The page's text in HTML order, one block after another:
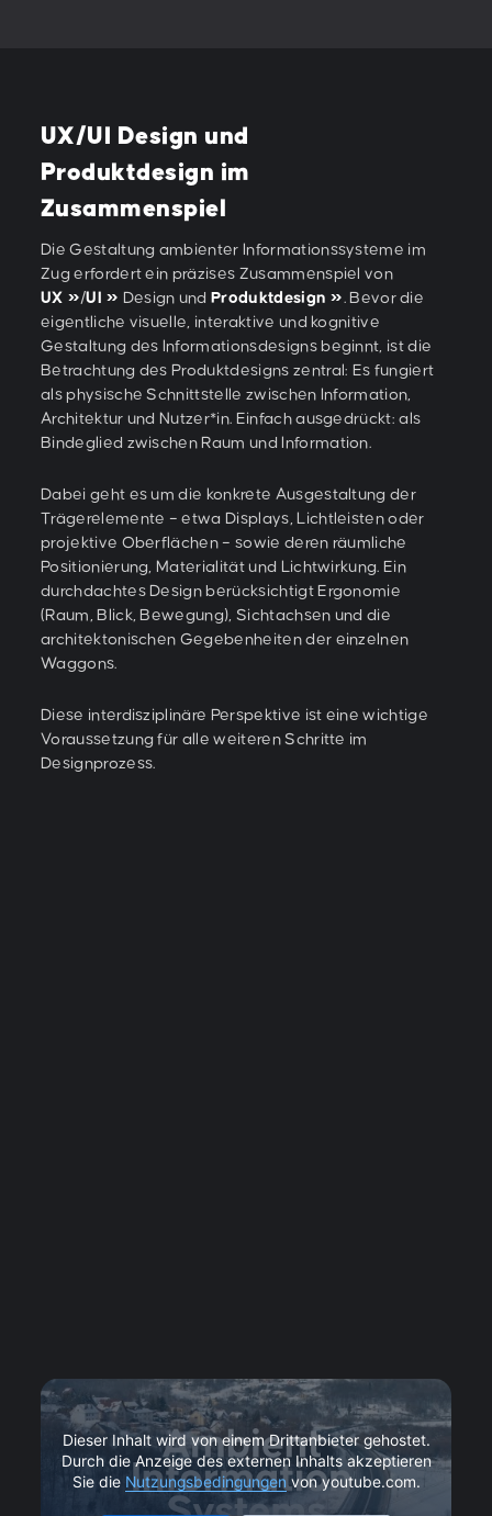
UX/UI Design und
Produktdesign im
Zusammenspiel
Die Gestaltung ambienter Informationssysteme im
Zug erfordert ein präzises Zusammenspiel von
UX
/UI Design undProduktdesign
. Bevor die
eigentliche visuelle, interaktive und kognitive
Gestaltung des Informationsdesigns beginnt, ist die
Betrachtung des Produktdesigns zentral: Es fungiert
als physische Schnittstelle zwischen Information,
Architektur und Nutzer*in. Einfach ausgedrückt: als
Bindeglied zwischen Raum und Information.
Dabei geht es um die konkrete Ausgestaltung der
Trägerelemente – etwa Displays, Lichtleisten oder
projektive Oberflächen – sowie deren räumliche
Positionierung, Materialität und Lichtwirkung. Ein
durchdachtes Design berücksichtigt Ergonomie
(Raum, Blick, Bewegung), Sichtachsen und die
architektonischen Gegebenheiten der einzelnen
Waggons.
Diese interdisziplinäre Perspektive ist eine wichtige
Voraussetzung für alle weiteren Schritte im
Designprozess.
Dieser Inhalt wird von einem Drittanbieter gehostet.
Durch die Anzeige des externen Inhalts akzeptieren
Sie die Nutzungsbedingungen von youtube.com.